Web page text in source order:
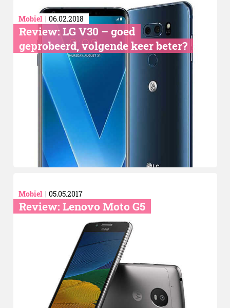
Mobiel 06.02.2018
Review: LG V30 – goed
geprobeerd, volgende keer beter?
Mobiel 05.05.2017
Review: Lenovo Moto G5